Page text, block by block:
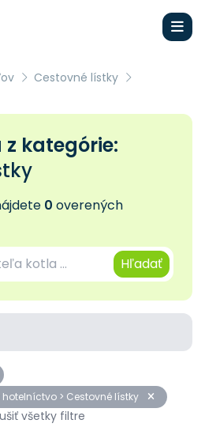
Cestovné lístky
kategórie:
0 overených
Hľadať
> Cestovné lístky
všetky filtre